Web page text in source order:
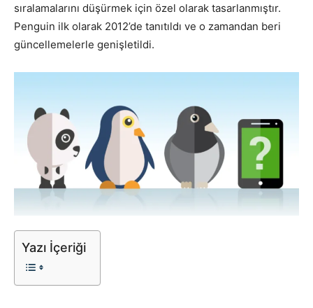
ASO,
UI/UX
sıralamalarını düşürmek için özel olarak tasarlanmıştır.
Penguin ilk olarak 2012’de tanıtıldı ve o zamandan beri
güncellemelerle genişletildi.
Yazı İçeriği